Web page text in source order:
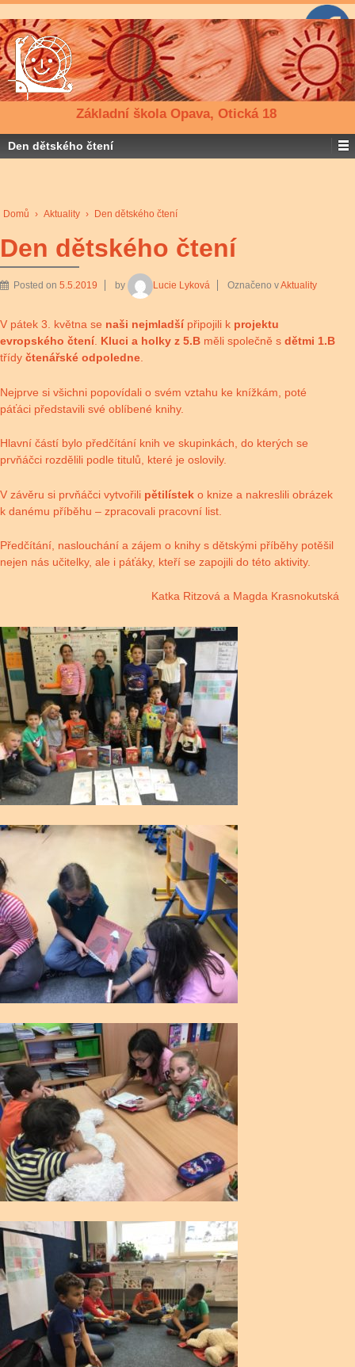
Základní škola Opava, Otická 18
Den dětského čtení
Domů › Aktuality › Den dětského čtení
Den dětského čtení
Posted on 5.5.2019 by Lucie Lyková Označeno vAktuality
V pátek 3. května se naši nejmladší připojili k projektu
evropského čtení. Kluci a holky z 5.B měli společně s dětmi 1.B
třídy čtenářské odpoledne.
Nejprve si všichni popovídali o svém vztahu ke knížkám, poté
páťáci představili své oblíbené knihy.
Hlavní částí bylo předčítání knih ve skupinkách, do kterých se
prvňáčci rozdělili podle titulů, které je oslovily.
V závěru si prvňáčci vytvořili pětilístek o knize a nakreslili obrázek
k danému příběhu – zpracovali pracovní list.
Předčítání, naslouchání a zájem o knihy s dětskými příběhy potěšil
nejen nás učitelky, ale i páťáky, kteří se zapojili do této aktivity.
Katka Ritzová a Magda Krasnokutská